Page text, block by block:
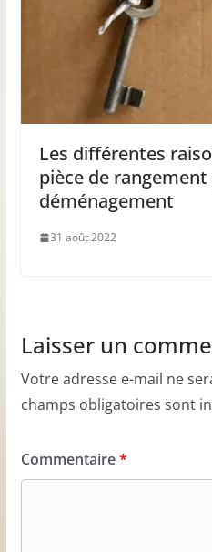
Les différentes
pièce de
déménagement
31 août 2022
Laisser un
Votre adresse e-mail ne
champs obligatoires sont
Commentaire*